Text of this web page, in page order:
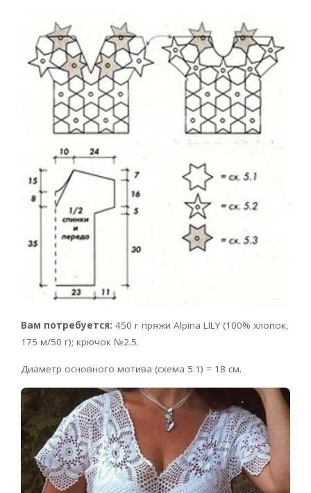
Вам потребуется: 450 г пряжи Alpina LILY (100% хлопок,
175 м/50 г); крючок №2.5.
Диаметр основного мотива (схема 5.1) = 18 см.